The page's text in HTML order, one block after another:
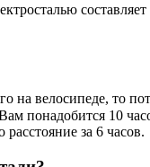
на велосипеде, то
понадобится 10
за 6 часов.